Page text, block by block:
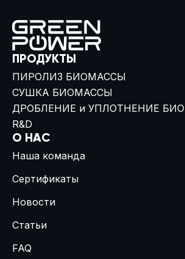
ПРОДУКТЫ
ПИРОЛИЗ БИОМАССЫ
СУШКА БИОМАССЫ
ДРОБЛЕНИЕ и УПЛОТНЕНИЕ
R&D
О НАС
Наша команда
Сертификаты
Новости
Статьи
FAQ